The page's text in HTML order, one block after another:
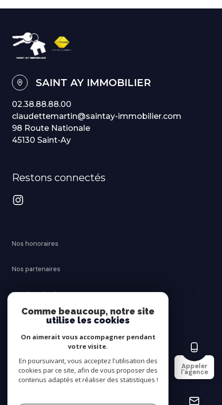
Appeler
l'agence
SAINT AY IMMOBILIER
02.38.88.88.00
claudettemartin@saintay-immobilier.com
98 Route Nationale
45130 Saint-Ay
Restons connectés
Nos honoraires
Nos partenaires
Mentions légales
Cookies
Comme beaucoup, notre site
utilise les cookies
On aimerait vous accompagner pendant
votre visite.
En poursuivant, vous acceptez l'utilisation des
cookies par ce site, afin de vous proposer des
contenus adaptés et réaliser des statistiques !